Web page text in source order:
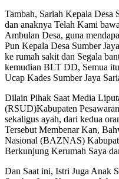
Tambah, Sariah Kepala Desa
dan anaknya Telah Kami
Ambulan Desa, guna
Pun Kepala Desa Sumber
ke rumah sakit dan Segala
kemudian BLT DD, Semua
Ucap Kades Sumber Jaya
Dilain Pihak Saat Media
(RSUD)Kabupaten
sekaligus ayah, dari kedua
Tersebut Membenar Kan,
Nasional (BAZNAS)
Berkunjung Kerumah Saya
Dan Saat ini, Istri Juga Anak